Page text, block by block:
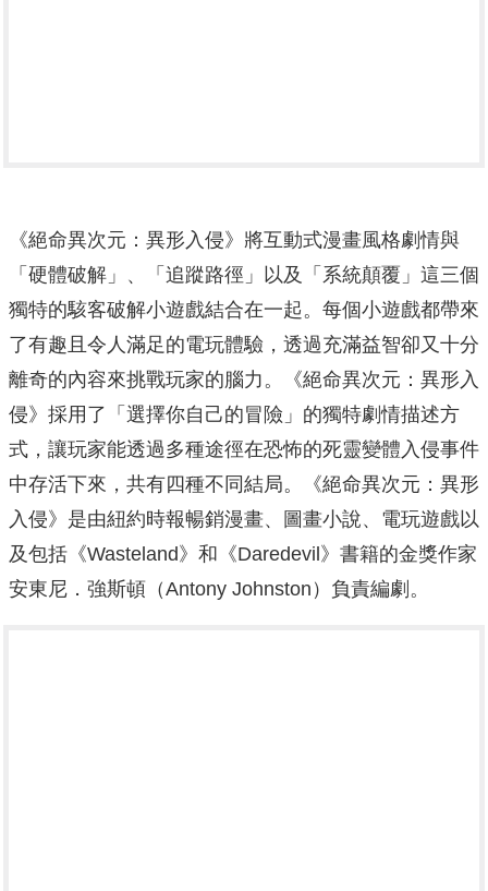
《絕命異次元：異形入侵》將互動式漫畫風格劇情與
「硬體破解」、「追蹤路徑」以及「系統顛覆」這三個
獨特的駭客破解小遊戲結合在一起。每個小遊戲都帶來
了有趣且令人滿足的電玩體驗，透過充滿益智卻又十分
離奇的內容來挑戰玩家的腦力。《絕命異次元：異形入
侵》採用了「選擇你自己的冒險」的獨特劇情描述方
式，讓玩家能透過多種途徑在恐怖的死靈變體入侵事件
中存活下來，共有四種不同結局。《絕命異次元：異形
入侵》是由紐約時報暢銷漫畫、圖畫小說、電玩遊戲以
及包括《Wasteland》和《Daredevil》書籍的金獎作家
安東尼．強斯頓（Antony Johnston）負責編劇。